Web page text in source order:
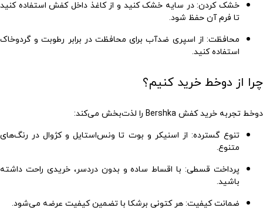
خشک کردن: در سایه خشک کنید و از کاغذ داخل کفش استفاده کنید
تا فرم آن حفظ شود.
محافظت: از اسپری ضدآب برای محافظت در برابر رطوبت و گردوخاک
استفاده کنید.
چرا از دوخط خرید کنیم؟
دوخط تجربه خریدکفش Bershka
را لذت‌بخش می‌کند:
تنوع گسترده: از اسنیکر و بوت تا ونس‌استایل و کژوال در رنگ‌های
متنوع.
پرداخت قسطی: با اقساط ساده و بدون دردسر، خریدی راحت داشته
باشید.
ضمانت کیفیت: هرکتونی برشکا با تضمین کیفیت عرضه می‌شود.